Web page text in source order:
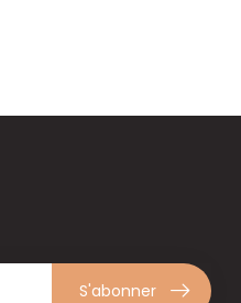
S'abonner